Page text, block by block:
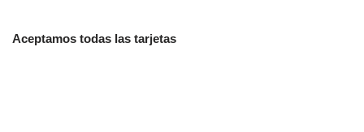
Aceptamos todas las tarjetas